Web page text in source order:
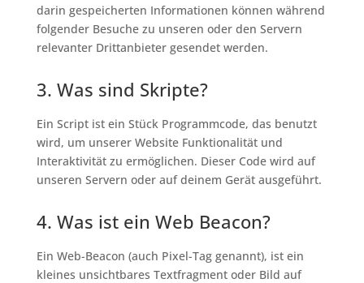
darin gespeicherten Informationen können während
folgender Besuche zu unseren oder den Servern
relevanter Drittanbieter gesendet werden.
3. Was sind Skripte?
Ein Script ist ein Stück Programmcode, das benutzt
wird, um unserer Website Funktionalität und
Interaktivität zu ermöglichen. Dieser Code wird auf
unseren Servern oder auf deinem Gerät ausgeführt.
4. Was ist ein Web Beacon?
Ein Web-Beacon (auch Pixel-Tag genannt), ist ein
kleines unsichtbares Textfragment oder Bild auf